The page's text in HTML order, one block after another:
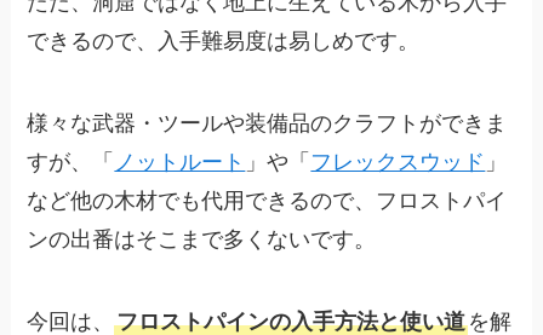
できるので、入手難易度は易しめです。
様々な武器・ツールや装備品のクラフトができま
すが、「 ノットルート 」や「 フレックスウッド 」
など他の木材でも代用できるので、フロストパイ
ンの出番はそこまで多くないです。
今回は、フロストパインの入手方法と使い道を解